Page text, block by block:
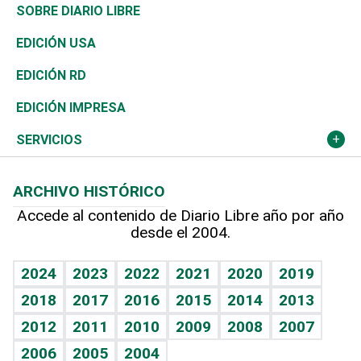
José Boquete
Reportajes
Asia
África
Ocenanía
Caribe
Resto del mundo
Consumo
Vivienda
Telecom.
Global y variable
Economía personal
Belleza
Buena Vida
Sociales
Novedades
Podcast Arte Libre
Hablando con el pediatra
Vida y familia
Eñe
Celebrando la vida
Golf
Ciclismo
Tenis
Olimpismo
Más deportes
Línea de hit
TBT Deportivo
De buena tinta
En Directo
El Espía
Noticiero Poteleche
Columnistas
Clima
Tecnología
Historia
Martes de tecnología
Cambio climático
Mundo
Economía
Revista
Deportes
Opinión
Hecho en casa
Guía del dinero
SOBRE DIARIO LIBRE
EDICIÓN USA
EDICIÓN RD
EDICIÓN IMPRESA
SERVICIOS
Cumpleaños
Horóscopos
Crucigramas
ARCHIVO HISTÓRICO
Accede al contenido de Diario Libre año por año
desde el 2004.
2024 2023 2022 2021 2020
2019
2018
2017 2016 2015 2014
2013
2012
2011 2010 2009 2008
2007
2006
2005 2004